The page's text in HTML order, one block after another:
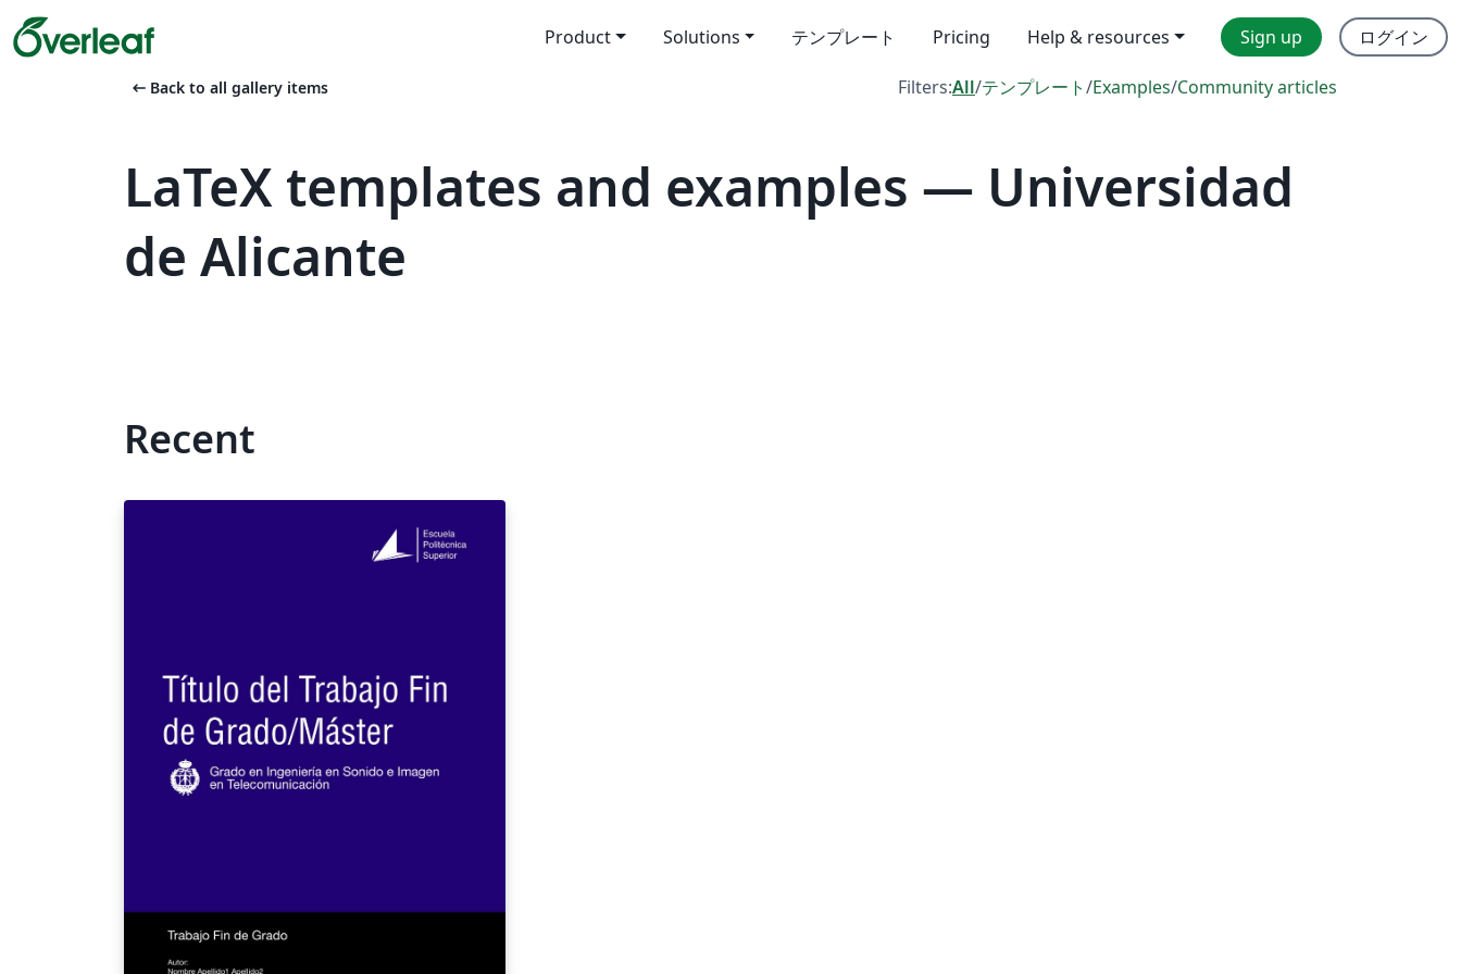
Product Solutions テンプレート Pricing Help & resources Sign up ログイン
arrow_left_alt Back to all gallery items Filters:All/テンプレート/Examples/Community articles
LaTeX templates and examples — Universidad
de Alicante
Recent